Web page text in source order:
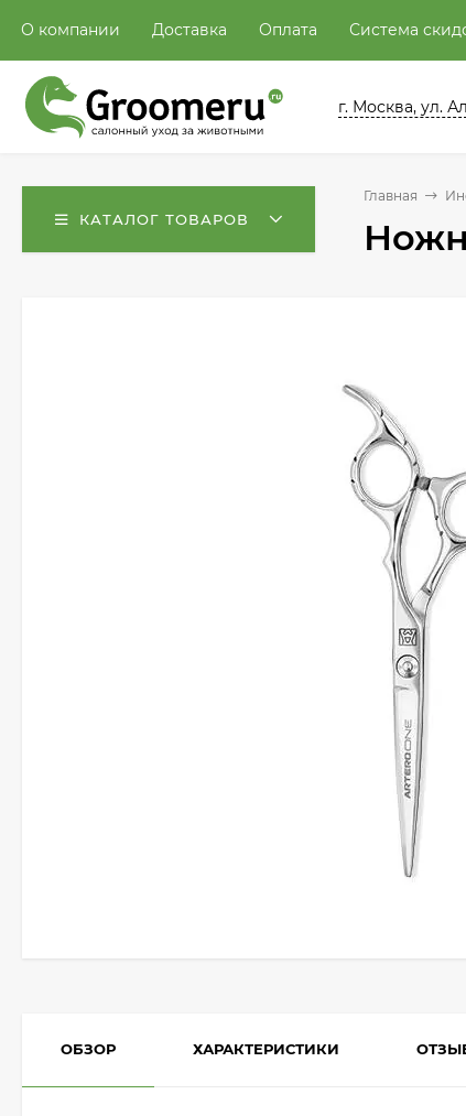
О компании Доставка Оплата Система
г. Москва, ул.
КАТАЛОГ ТОВАРОВ
Главная
ОБЗОР ХАРАКТЕРИСТИКИ